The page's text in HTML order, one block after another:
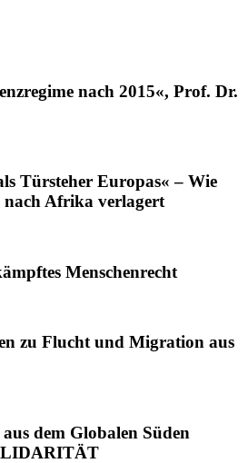
nach 2015«, Prof. Dr.
Türsteher Europas« – Wie
nach Afrika verlagert
Menschenrecht
zu Flucht und Migration aus
dem Globalen Süden